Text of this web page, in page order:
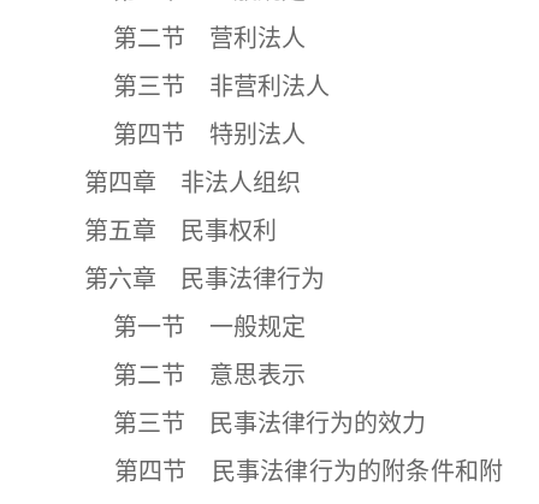
第二节 营利法人
第三节 非营利法人
第四节 特别法人
第四章 非法人组织
第五章 民事权利
第六章 民事法律行为
第一节 一般规定
第二节 意思表示
第三节 民事法律行为的效力
第四节 民事法律行为的附条件和附